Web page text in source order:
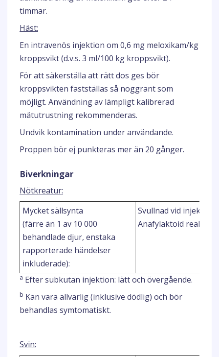
timmar.
Häst:
En intravenös injektion om 0,6 mg meloxikam/kg
kroppsvikt (d.v.s. 3 ml/100 kg kroppsvikt).
För att säkerställa att rätt dos ges bör
kroppsvikten fastställas så noggrant som
möjligt. Användning av lämpligt kalibrerad
mätutrustning rekommenderas.
Undvik kontamination under användande.
Proppen bör ej punkteras mer än 20 gånger.
Biverkningar
Nötkreatur:
Mycket sällsynta
(färre än 1 av 10 000
behandlade djur, enstaka
rapporterade händelser
inkluderade):
Svullnad vid
Anafylaktoid reaktion
a Efter subkutan injektion: lätt och övergående.
b Kan vara allvarlig (inklusive dödlig) och bör
behandlas symtomatiskt.
Svin: